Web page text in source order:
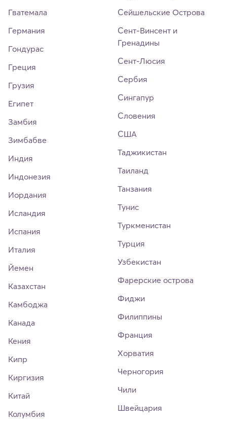
Гватемала
Германия
Гондурас
Греция
Грузия
Египет
Замбия
Зимбабве
Индия
Индонезия
Иордания
Исландия
Испания
Италия
Йемен
Казахстан
Камбоджа
Канада
Кения
Кипр
Киргизия
Китай
Колумбия
Сейшельские Острова
Сент-Винсент и
Гренадины
Сент-Люсия
Сербия
Сингапур
Словения
США
Таджикистан
Таиланд
Танзания
Тунис
Туркменистан
Турция
Узбекистан
Фарерские острова
Фиджи
Филиппины
Франция
Хорватия
Черногория
Чили
Швейцария